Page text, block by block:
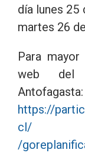
día lunes 25
martes 26
Para
web del
Antofagasta:
https://
cl/
/